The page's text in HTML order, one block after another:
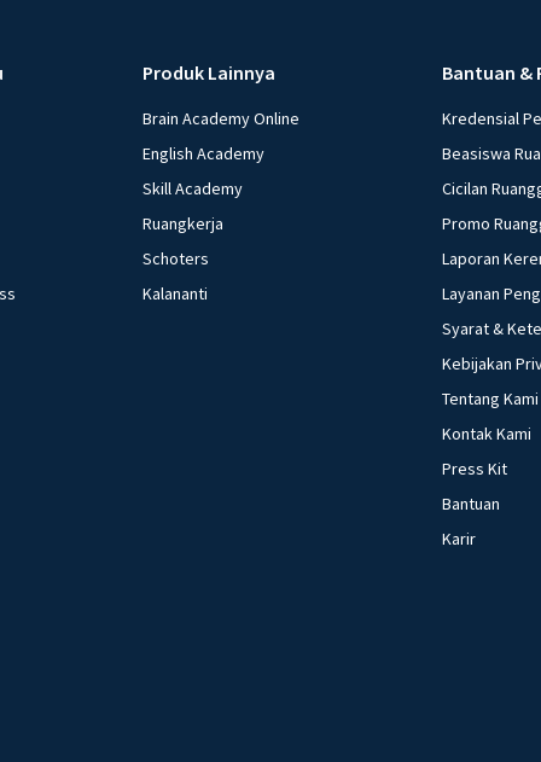
38. Cara
39. Maksud
Penyebab
Seringkali
di masyarakat,
contoh perilaku
tradisi di kearifan lokal Nusantara 44.
kondisi
kehidupan sosial
perubahan sosial
fungsi asli uang
Produk Lainnya
Brain Academy Online
English Academy
Skill Academy
Ruangkerja
Schoters
Kalananti
Bantuan &
Kredensial
Beasiswa
Cicilan
Promo
Laporan
Layanan
Syarat &
Kebijakan
Tentang Kami
Kontak Kami
Press Kit
Bantuan
Karir